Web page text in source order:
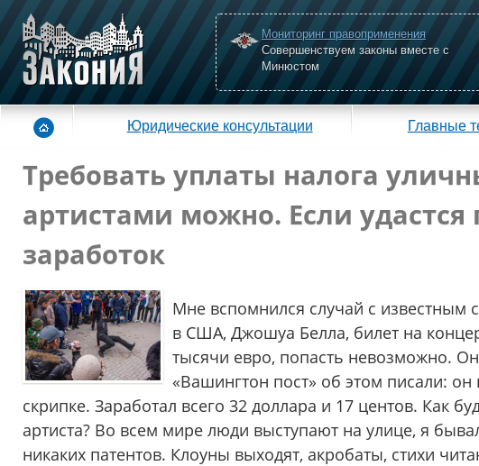
Мониторинг правоприменения
Совершенствуем законы вместе с
Минюстом
Юридические консультации Главные
Требовать уплаты налога
артистами можно. Если удастся
заработок
Мне вспомнился случай с
в США, Джошуа Белла, билет на
тысячи евро, попасть невозможно.
«Вашингтон пост» об этом писали:
скрипке. Заработал всего 32 доллара и 17 центов. Как
артиста? Во всем мире люди выступают на улице, я
никаких патентов. Клоуны выходят, акробаты, стихи